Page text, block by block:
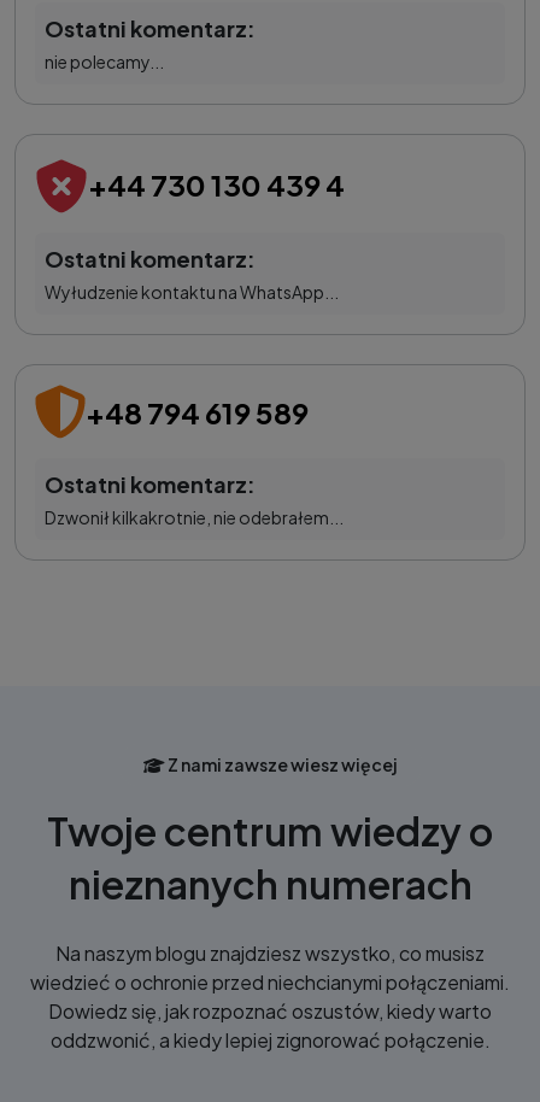
Ostatni komentarz:
nie polecamy...
+44 730 130 439 4
Ostatni komentarz:
Wyłudzenie kontaktu na WhatsApp...
+48 794 619 589
Ostatni komentarz:
Dzwonił kilkakrotnie, nie odebrałem...
Z nami zawsze wiesz więcej
Twoje centrum wiedzy o
nieznanych numerach
Na naszym blogu znajdziesz wszystko, co musisz
wiedzieć o ochronie przed niechcianymi połączeniami.
Dowiedz się, jak rozpoznać oszustów, kiedy warto
oddzwonić, a kiedy lepiej zignorować połączenie.